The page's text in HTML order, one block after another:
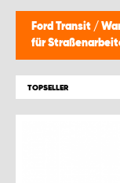
Ford Transit /
für
TOPSELLER